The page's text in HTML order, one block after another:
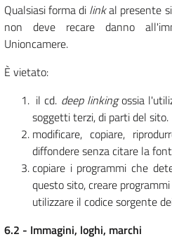
Qualsiasi forma di linkal presente
non deve recare danno
Unioncamere.
È vietato:
il cd. deep linkingossia
soggetti terzi, di parti del sito.
modificare, copiare,
diffondere senza citare la
copiare i programmi che
questo sito, creare
utilizzare il codice sorgente
6.2 - Immagini, loghi, marchi